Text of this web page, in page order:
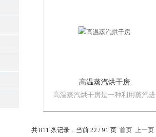
高温蒸汽烘干房
高温蒸汽烘干房是一种利用蒸汽进
烘干。它的工作原理是将水加热到
产品放入烘干房内，利用蒸汽进行
共 811 条记录，当前 22 / 91 页 首页 上一页